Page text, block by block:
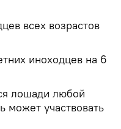
всех возрастов
иноходцев на 6
лошади любой
участвовать